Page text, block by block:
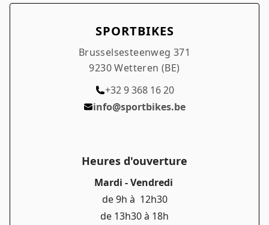
SPORTBIKES
Brusselsesteenweg 371
9230 Wetteren (BE)
+32 9 368 16 20
info@sportbikes.be
Heures d'ouverture
Mardi - Vendredi
de 9h à 12h30
de 13h30 à 18h